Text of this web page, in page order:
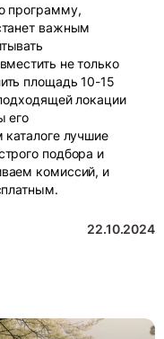
программу,
важным
не только
площадь 10-15
локации
его
лучшие
подбора и
комиссий, и
22.10.2024